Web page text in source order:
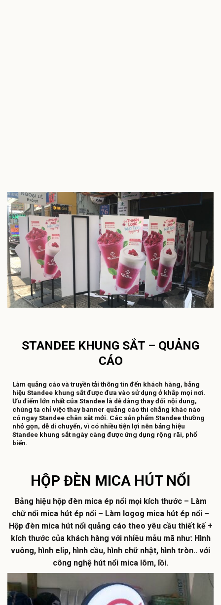
STANDEE KHUNG SẮT – QUẢNG
CÁO
Làm quảng cáo và truyền tải thông tin đến khách hàng, bảng
hiệu Standee khung sắt được đưa vào sử dụng ở khắp mọi nơi.
Ưu điểm lớn nhất của Standee là dễ dàng thay đổi nội dung,
chúng ta chỉ việc thay banner quảng cáo thì chẳng khác nào
có ngay Standee chân sắt mới. Các sản phẩm Standee thường
nhỏ gọn, dễ di chuyển, vì có nhiều tiện lợi nên bảng hiệu
Standee khung sắt ngày càng được ứng dụng rộng rãi, phổ
biến.
HỘP ĐÈN MICA HÚT NỔI
Bảng hiệu hộp đèn mica ép nổi mọi kích thước – Làm
chữ nổi mica hút ép nổi – Làm logog mica hút ép nổi –
Hộp đèn mica hút nổi quảng cáo theo yêu cầu thiết kế +
kích thước của khách hàng với nhiều mẫu mã như: Hình
vuông, hình elip, hình cầu, hình chữ nhật, hình tròn.. với
công nghệ hút nổi mica lõm, lồi.